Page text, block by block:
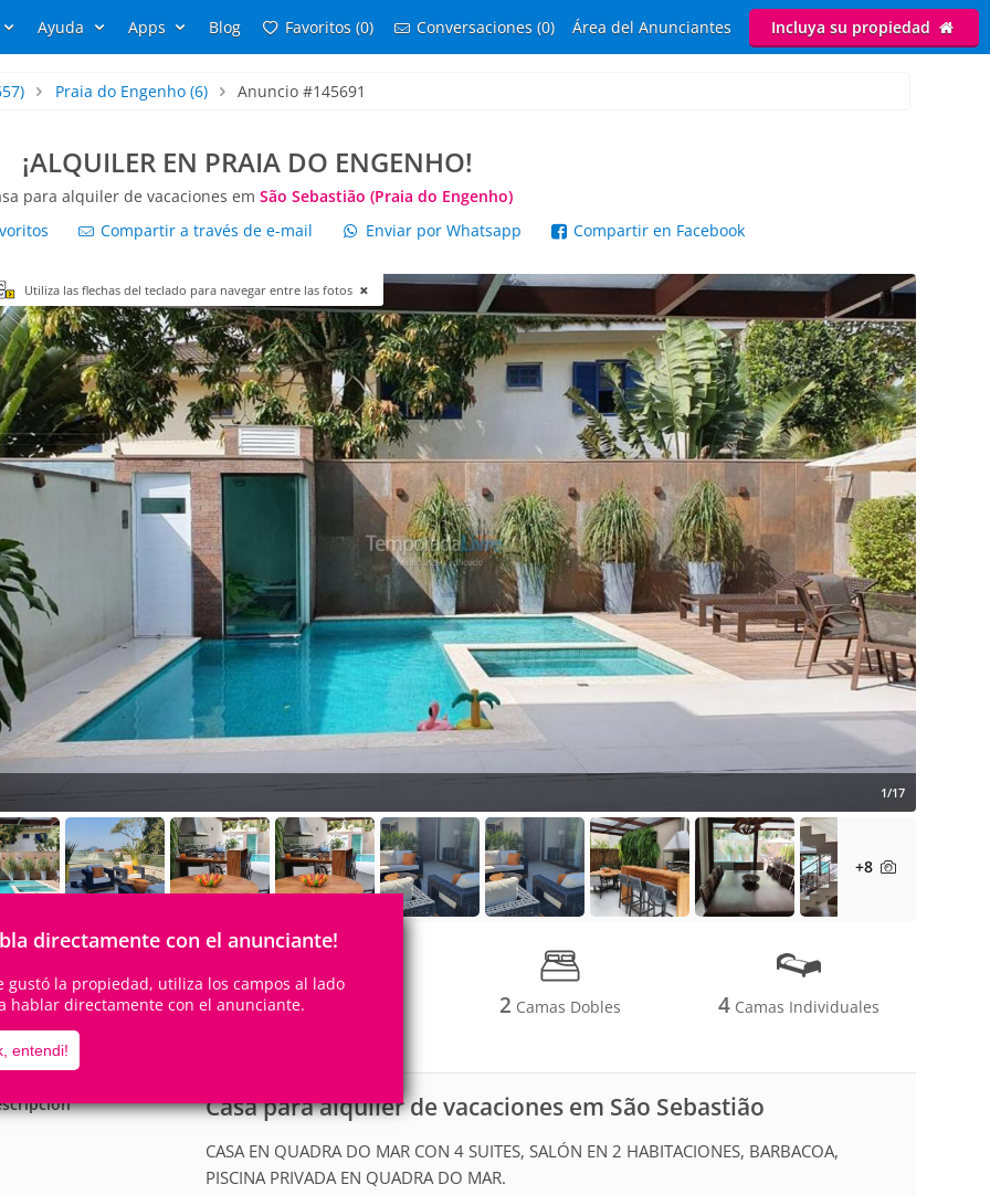
Ayuda Apps Blog Favoritos (0) Conversaciones (0) Área del Anunciantes Incluya su propiedad
Praia do Engenho(6) Anuncio #145691
¡ALQUILER EN PRAIA DO ENGENHO!
para alquiler de vacaciones em São Sebastião (Praia do Engenho)
Compartir a través de e-mail Enviar por Whatsapp Compartir en Facebook
directamente con el anunciante!
gustó la propiedad, utiliza los campos al lado
hablar directamente con el anunciante.
entendi!
Utiliza las flechas del teclado para navegar entre las fotos
1/17
+8
8Personas 4Cuartos 2 Camas Dobles 4Camas Individuales
Casa para alquiler de vacaciones em São Sebastião
CASA EN QUADRA DO MAR CON 4 SUITES, SALÓN EN 2 HABITACIONES, BARBACOA,
PISCINA PRIVADA EN QUADRA DO MAR.